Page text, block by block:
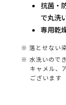
抗菌・
で丸洗
専用乾
※ 落とせない
※ 水洗いので
キャメル、
ございます